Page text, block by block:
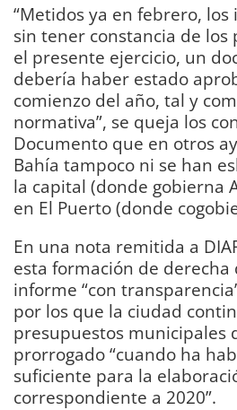
“Metidos ya en febrero,
sin tener constancia de los
el presente ejercicio, un
debería haber estado
comienzo del año, tal y
normativa”, se queja los
Documento que en otros
Bahía tampoco ni se han
la capital (donde gobierna
en El Puerto (donde
En una nota remitida a
esta formación de derecha
informe “con
por los que la ciudad
presupuestos municipales
prorrogado “cuando ha
suficiente para la
correspondiente a 2020”.